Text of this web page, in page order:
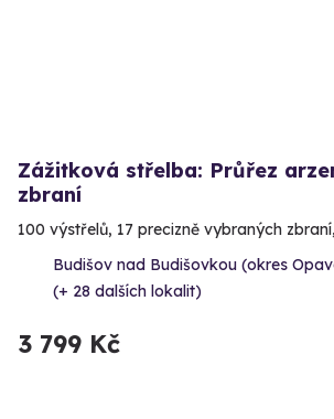
Zážitková střelba: Průřez
zbraní
100 výstřelů, 17 precizně vybraných
Budišov nad Budišovkou (okres
(+ 28 dalších lokalit)
3 799 Kč